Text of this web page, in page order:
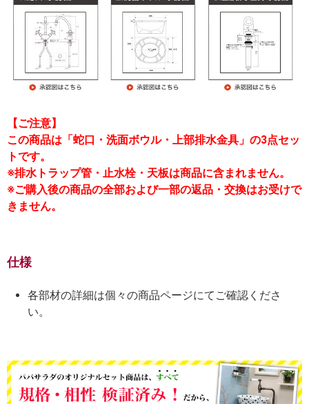
【ご注意】
この商品は「蛇口・洗面ボウル・上部排水金具」の3点セッ
トです。
※排水トラップ管・止水栓・天板は商品に含まれません。
※ご購入後の商品の全部および一部の返品・交換はお受けで
きません。
仕様
各部材の詳細は個々の商品ページにてご確認くださ
い。